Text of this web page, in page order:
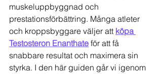
muskeluppbyggnad och
prestationsförbättring. Många atleter
och kroppsbyggare väljer att köpa
Testosteron Enanthate för att få
snabbare resultat och maximera sin
styrka. I den här guiden går vi igenom